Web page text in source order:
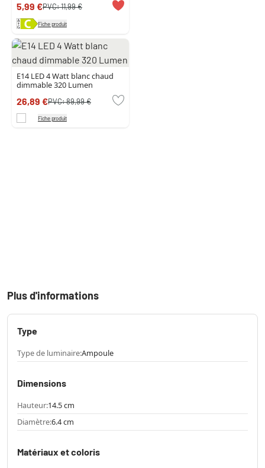
5,99 €PVC:11,99 €
Fiche produit
E14 LED 4 Watt blanc chaud
dimmable 320 Lumen
26,89 €PVC:89,99 €
Fiche produit
Plus d'informations
Type
Type de luminaire:Ampoule
Dimensions
Hauteur:14.5 cm
Diamètre:6.4 cm
Matériaux et coloris